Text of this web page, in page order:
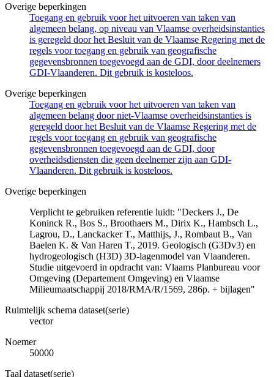
Overige beperkingen
Toegang en gebruik voor het uitvoeren van taken van
algemeen belang, op niveau van Vlaamse overheidsinstanties
is geregeld door het Besluit van de Vlaamse Regering met de
regels voor toegang en gebruik van geografische
gegevensbronnen toegevoegd aan de GDI, door deelnemers
GDI-Vlaanderen. Dit gebruik is kosteloos.
Overige beperkingen
Toegang en gebruik voor het uitvoeren van taken van
algemeen belang door niet-Vlaamse overheidsinstanties is
geregeld door het Besluit van de Vlaamse Regering met de
regels voor toegang en gebruik van geografische
gegevensbronnen toegevoegd aan de GDI, door
overheidsdiensten die geen deelnemer zijn aan GDI-
Vlaanderen. Dit gebruik is kosteloos.
Overige beperkingen
Verplicht te gebruiken referentie luidt: "Deckers J., De
Koninck R., Bos S., Broothaers M., Dirix K., Hambsch L.,
Lagrou, D., Lanckacker T., Matthijs, J., Rombaut B., Van
Baelen K. & Van Haren T., 2019. Geologisch (G3Dv3) en
hydrogeologisch (H3D) 3D-lagenmodel van Vlaanderen.
Studie uitgevoerd in opdracht van: Vlaams Planbureau voor
Omgeving (Departement Omgeving) en Vlaamse
Milieumaatschappij 2018/RMA/R/1569, 286p. + bijlagen"
Ruimtelijk schema dataset(serie)
vector
Noemer
50000
Taal dataset(serie)